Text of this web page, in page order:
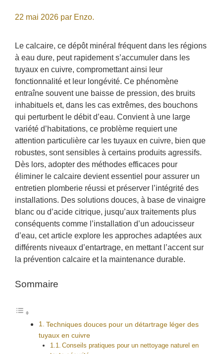
22 mai 2026 par Enzo.
Le calcaire, ce dépôt minéral fréquent dans les régions
à eau dure, peut rapidement s’accumuler dans les
tuyaux en cuivre, compromettant ainsi leur
fonctionnalité et leur longévité. Ce phénomène
entraîne souvent une baisse de pression, des bruits
inhabituels et, dans les cas extrêmes, des bouchons
qui perturbent le débit d’eau. Convient à une large
variété d’habitations, ce problème requiert une
attention particulière car les tuyaux en cuivre, bien que
robustes, sont sensibles à certains produits agressifs.
Dès lors, adopter des méthodes efficaces pour
éliminer le calcaire devient essentiel pour assurer un
entretien plomberie réussi et préserver l’intégrité des
installations. Des solutions douces, à base de vinaigre
blanc ou d’acide citrique, jusqu’aux traitements plus
conséquents comme l’installation d’un adoucisseur
d’eau, cet article explore les approches adaptées aux
différents niveaux d’entartrage, en mettant l’accent sur
la prévention calcaire et la maintenance durable.
Sommaire
Techniques douces pour un détartrage léger des
tuyaux en cuivre
Conseils pratiques pour un nettoyage naturel en